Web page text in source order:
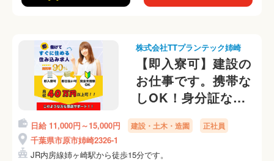
株式会社TTプランテック姉崎
【即入寮可】建設の
お仕事です。携帯な
しOK！身分証なし
OK！交通費ない方
対応可能です。ご相
談ください。
日給 11,000円～15,000円 建設・土木・造園 正社員
千葉県市原市姉崎2326-1
JR内房線姉ヶ崎駅から徒歩15分です。